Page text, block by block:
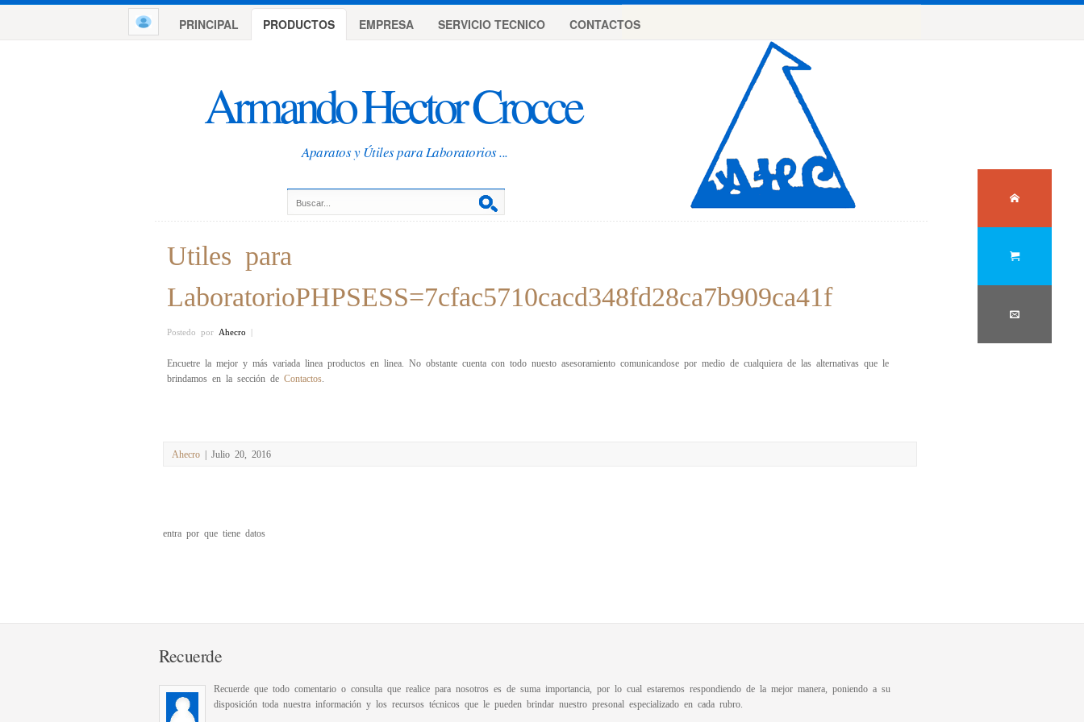
Armando Hector Crocce
Aparatos y Útiles para Laboratorios ...
PRINCIPAL PRODUCTOS EMPRESA SERVICIO TECNICO CONTACTOS
Utiles para
LaboratorioPHPSESS=7cfac5710cacd348fd28ca7b909ca41f
Postedo por Ahecro |
Encuetre la mejor y más variada linea productos en linea. No obstante cuenta con todo nuesto asesoramiento comunicandose por medio de cualquiera de las alternativas que le
brindamos en la sección de Contactos
Ahecro | Julio 20, 2016
entra por que tiene datos
Recuerde
Recuerde que todo comentario o consulta que realice para nosotros es de suma importancia, por lo cual estaremos respondiendo de la mejor manera, poniendo a su
disposición toda nuestra información y los recursos técnicos que le pueden brindar nuestro presonal especializado en cada rubro.